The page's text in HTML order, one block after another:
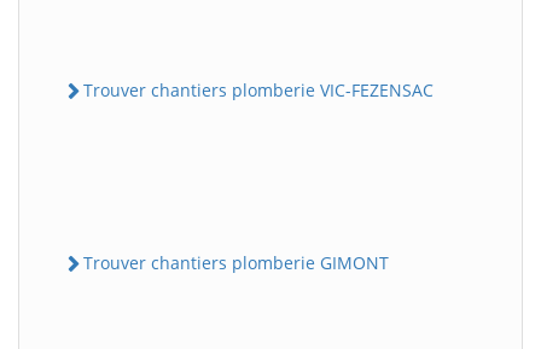
Trouver chantiers plomberie VIC-FEZENSAC
Trouver chantiers plomberie GIMONT